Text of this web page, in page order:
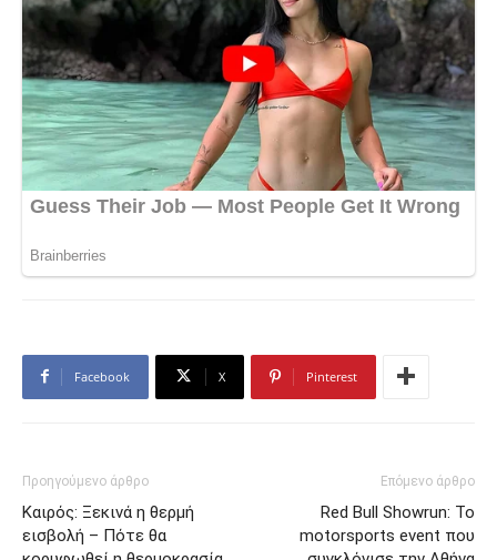
Facebook X Pinterest
Προηγούμενο άρθρο
Καιρός: Ξεκινά η θερμή
εισβολή – Πότε θα
Επόμενο άρθρο
Red Bull Showrun: Το
motorsports event που